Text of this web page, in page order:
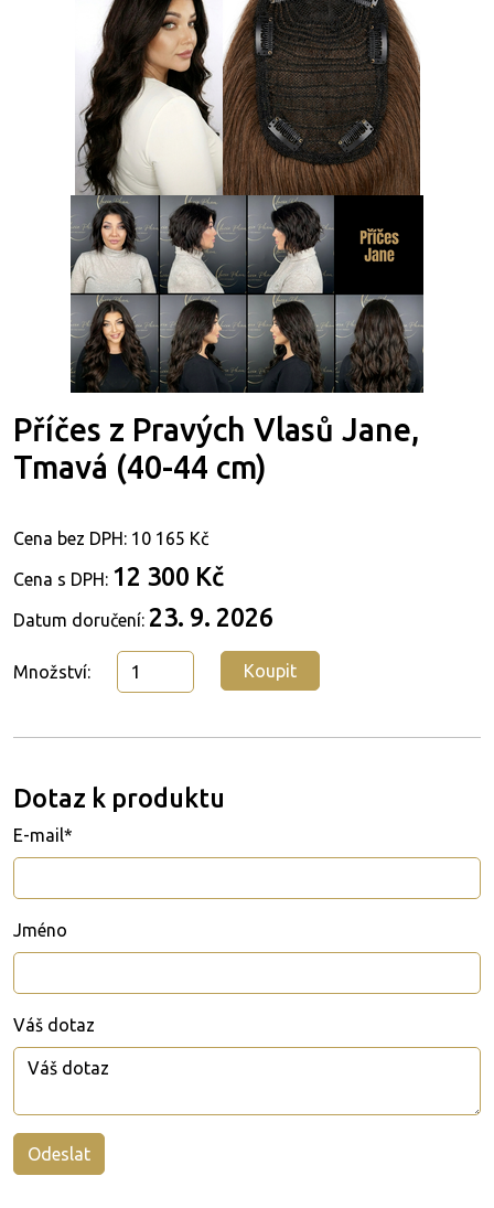
Příčes z Pravých Vlasů Jane,
Tmavá (40-44 cm)
Cena bez DPH: 10 165 Kč
Cena s DPH: 12 300 Kč
Datum doručení: 23. 9. 2026
Množství: Koupit
Dotaz k produktu
E-mail*
Jméno
Váš dotaz